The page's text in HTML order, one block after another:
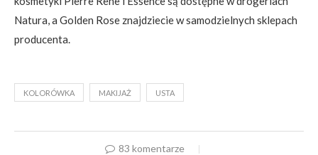
Natura, a Golden Rose znajdziecie w samodzielnych sklepach
producenta.
KOLORÓWKA MAKIJAŻ USTA
83 komentarze